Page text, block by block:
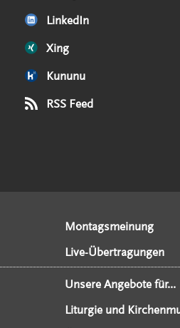
LinkedIn
Xing
Kununu
RSS Feed
Montagsmeinung
Live-Übertragungen
Unsere Angebote für...
Liturgie und